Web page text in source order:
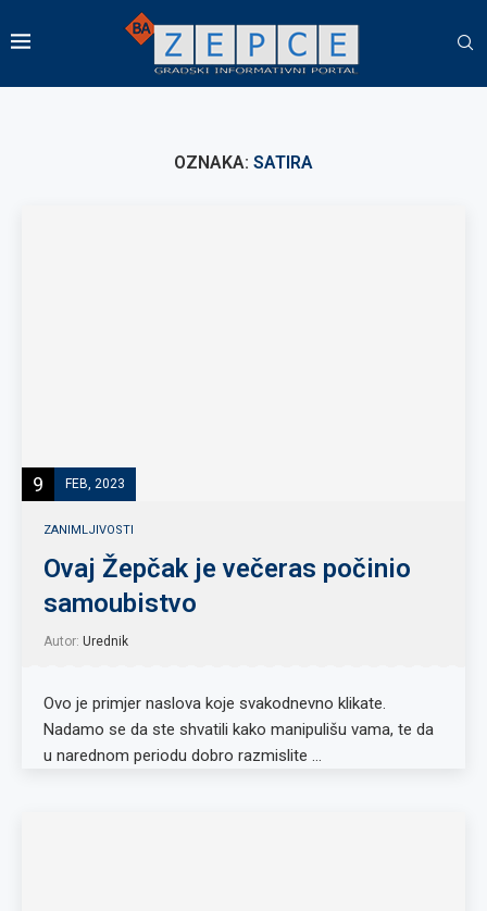
OZNAKA: SATIRA
9 FEB, 2023
ZANIMLJIVOSTI
Ovaj Žepčak je večeras počinio
samoubistvo
Autor: Urednik
Ovo je primjer naslova koje svakodnevno klikate.
Nadamo se da ste shvatili kako manipulišu vama, te da
u narednom periodu dobro razmislite …